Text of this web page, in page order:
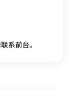
系前台。